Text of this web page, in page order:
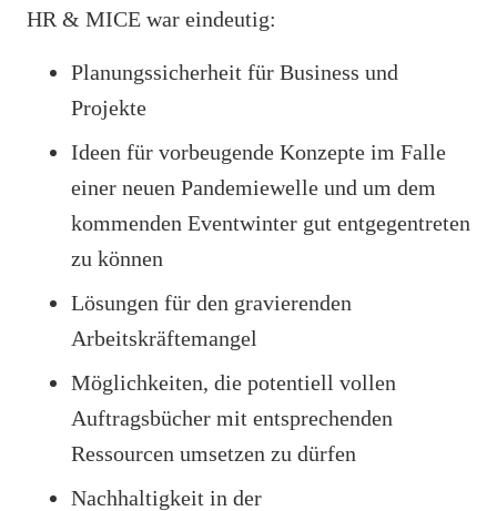
HR & MICE war eindeutig:
Planungssicherheit für Business und
Projekte
Ideen für vorbeugende Konzepte im Falle
einer neuen Pandemiewelle und um dem
kommenden Eventwinter gut entgegentreten
zu können
Lösungen für den gravierenden
Arbeitskräftemangel
Möglichkeiten, die potentiell vollen
Auftragsbücher mit entsprechenden
Ressourcen umsetzen zu dürfen
Nachhaltigkeit in der